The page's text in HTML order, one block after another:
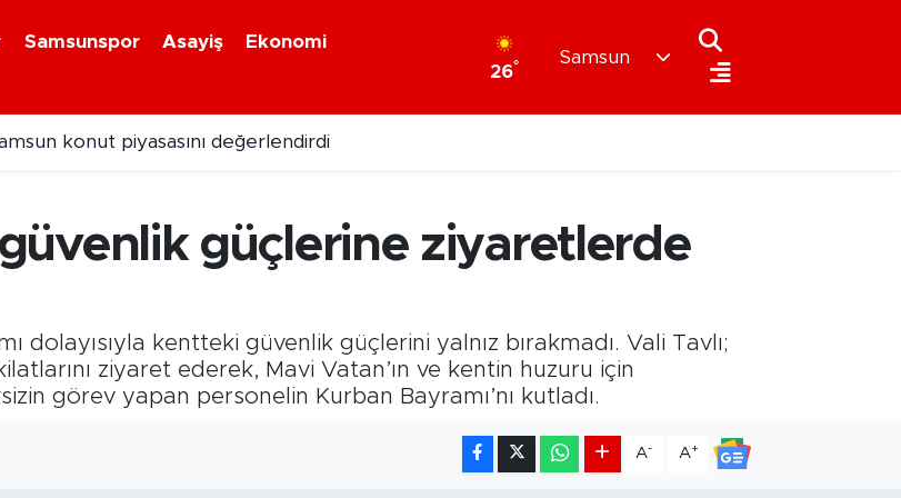
Samsunspor Asayiş
Ekonomi
26°
Samsun
fiyatları
güvenlik güçlerine ziyaretlerde
dolayısıyla kentteki güvenlik güçlerini yalnız bırakmadı. Vali Tavlı;
ziyaret ederek, Mavi Vatan’ın ve kentin huzuru için
görev yapan personelin Kurban Bayramı’nı kutladı.
A- A+